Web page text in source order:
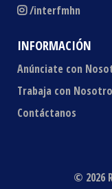
/interfmhn
INFORMACIÓN
Anúnciate con
Trabaja con
Contáctanos
© 2026